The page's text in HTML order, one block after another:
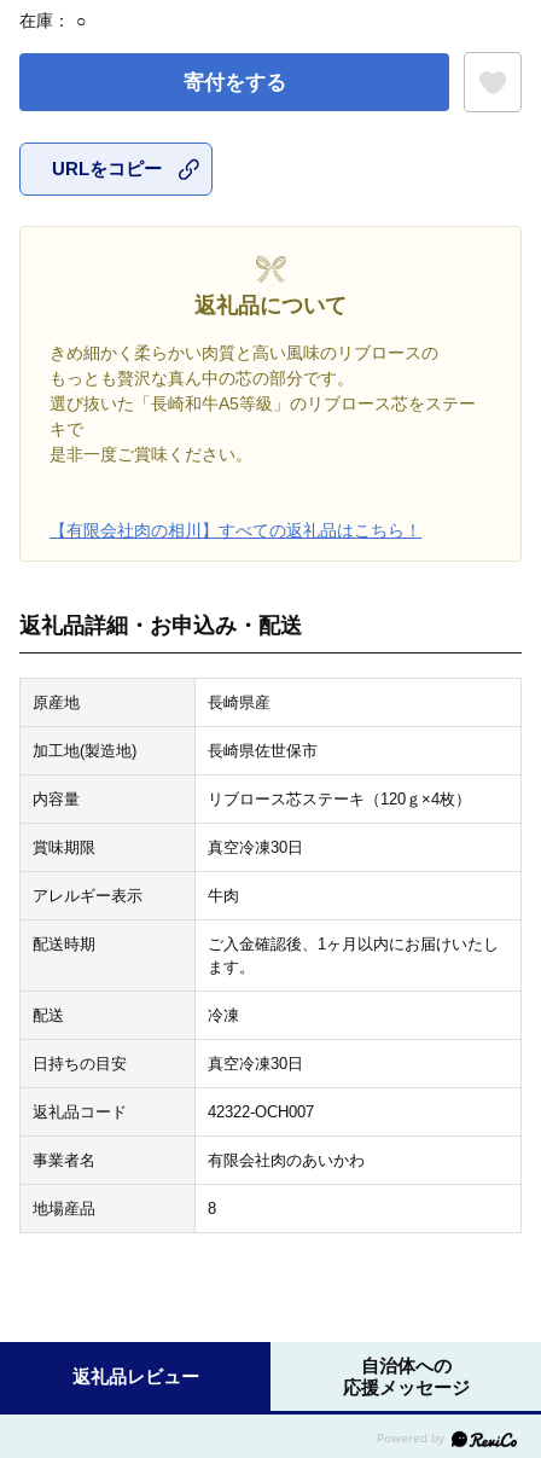
在庫： ○
寄付をする
URLをコピー
返礼品について
きめ細かく柔らかい肉質と高い風味のリブロースの
もっとも贅沢な真ん中の芯の部分です。
選び抜いた「長崎和牛A5等級」のリブロース芯をステー
キで
是非一度ご賞味ください。
【有限会社肉の相川】すべての返礼品はこちら！
返礼品詳細・お申込み・配送
原産地 長崎県産
加工地(製造地) 長崎県佐世保市
内容量 リブロース芯ステーキ（120ｇ×4枚）
賞味期限 真空冷凍30日
アレルギー表示 牛肉
配送時期
ご入金確認後、1ヶ月以内にお届けいたし
ます。
配送 冷凍
日持ちの目安 真空冷凍30日
返礼品コード 42322-OCH007
事業者名 有限会社肉のあいかわ
地場産品 8
返礼品レビュー
自治体への
応援メッセージ